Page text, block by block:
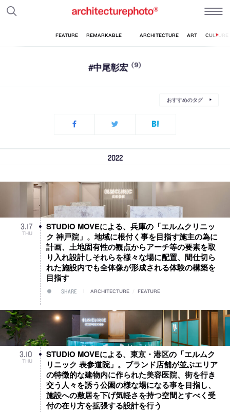
#中尾彰宏 (9)
おすすめのタグ
2022
3.17
THU
STUDIO MOVEによる、兵庫の「エルムクリニッ
ク 神戸院」。地域に根付く事を目指す施主の為に
計画、土地固有性の観点からアーチ等の要素を取
り入れ設計しそれらを様々な場に配置、間仕切ら
れた施設内でも全体像が形成される体験の構築を
目指す
SHARE ARCHITECTURE FEATURE
3.10
THU
STUDIO MOVEによる、東京・港区の「エルムク
リニック 表参道院」。ブランド店舗が並ぶエリア
の特徴的な建物内に作られた美容医院、街を行き
交う人々を誘う公園の様な場になる事を目指し、
施設への敷居を下げ気軽さを持つ空間とすべく受
付の在り方を拡張する設計を行う